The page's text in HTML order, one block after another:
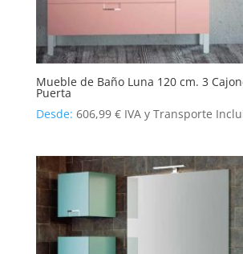
Mueble de Baño Luna 120 cm. 3
Puerta
Desde: 606,99 € IVA y Transporte